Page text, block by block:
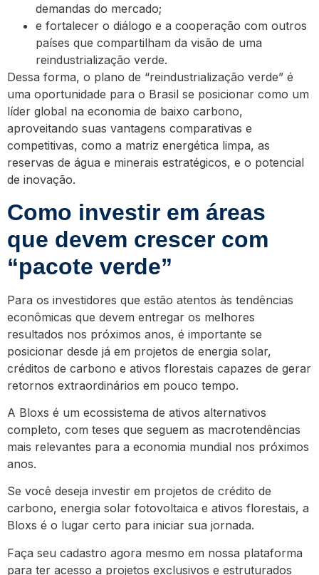
demandas do mercado;
e fortalecer o diálogo e a cooperação com outros
países que compartilham da visão de uma
reindustrialização verde.
Dessa forma, o plano de “reindustrialização verde” é
uma oportunidade para o Brasil se posicionar como um
líder global na economia de baixo carbono,
aproveitando suas vantagens comparativas e
competitivas, como a matriz energética limpa, as
reservas de água e minerais estratégicos, e o potencial
de inovação.
Como investir em áreas
que devem crescer com
“pacote verde”
Para os investidores que estão atentos às tendências
econômicas que devem entregar os melhores
resultados nos próximos anos, é importante se
posicionar desde já em projetos de energia solar,
créditos de carbono e ativos florestais capazes de gerar
retornos extraordinários em pouco tempo.
A Bloxs é um ecossistema de ativos alternativos
completo, com teses que seguem as macrotendências
mais relevantes para a economia mundial nos próximos
anos.
Se você deseja investir em projetos de crédito de
carbono, energia solar fotovoltaica e ativos florestais, a
Bloxs é o lugar certo para iniciar sua jornada.
Faça seu cadastro agora mesmo em nossa plataforma
para ter acesso a projetos exclusivos e estruturados